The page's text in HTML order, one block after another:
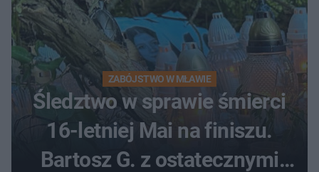
ZABÓJSTWO W MŁAWIE
Śledztwo w sprawie śmierci
16-letniej Mai na finiszu.
Bartosz G. z ostatecznymi